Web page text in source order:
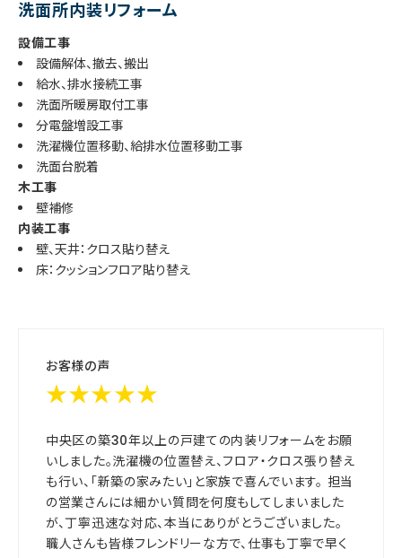
洗面所内装リフォーム
設備工事
設備解体、撤去、搬出
給水、排水接続工事
洗面所暖房取付工事
分電盤増設工事
洗濯機位置移動、給排水位置移動工事
洗面台脱着
木工事
壁補修
内装工事
壁、天井：クロス貼り替え
床：クッションフロア貼り替え
お客様の声
★★★★★
中央区の築30年以上の戸建ての内装リフォームをお願
いしました。洗濯機の位置替え、フロア・クロス張り替え
も行い、「新築の家みたい」と家族で喜んでいます。 担当
の営業さんには細かい質問を何度もしてしまいました
が、丁寧迅速な対応、本当にありがとうございました。
職人さんも皆様フレンドリーな方で、仕事も丁寧で早く